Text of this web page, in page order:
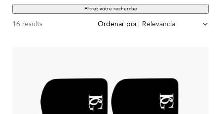
Filtrez votre recherche
16 results Ordenar por: Relevancia